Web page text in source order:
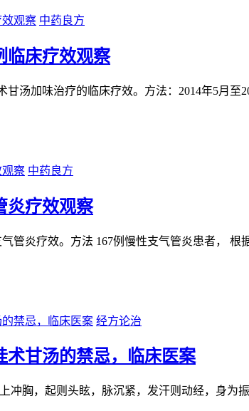
中药良方
临床疗效观察
甘汤加味治疗的临床疗效。方法：2014年5月
中药良方
炎疗效观察
管炎疗效。方法 167例慢性支气管炎患者，
经方论治
术甘汤的禁忌，临床医案
冲胸，起则头眩，脉沉紧，发汗则动经，身